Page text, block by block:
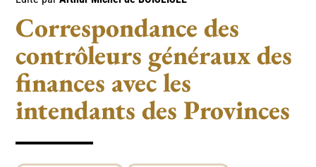
Correspondance des
contrôleurs généraux des
finances avec les
intendants des Provinces